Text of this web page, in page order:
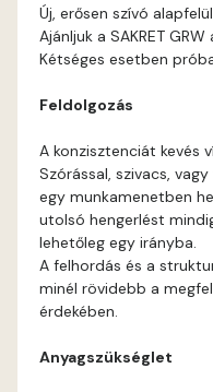
Új, erősen szívó
Ajánljuk a SAKRET
Kétséges esetben
Feldolgozás
A konzisztenciát kevés
Szórással, szivacs,
egy munkamenetben
utolsó hengerlést
lehetőleg egy irányba.
A felhordás és a
minél rövidebb a
érdekében.
Anyagszükséglet